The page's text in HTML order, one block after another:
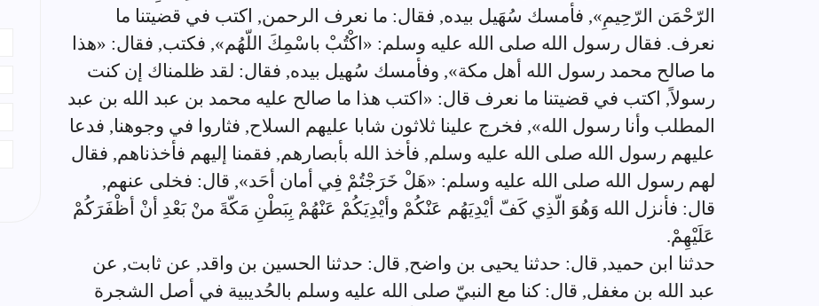
الرّحْمَن الرّحِيمِ», فأمسك سُهَيل بيده, فقال: ما نعرف الرحمن, اكتب في قضيتنا ما
نعرف. فقال رسول الله صلى الله عليه وسلم: «اكْتُبْ باسْمِكَ اللّهُم», فكتب, فقال: «هذا
ما صالح محمد رسول الله أهل مكة», وفأمسك سُهيل بيده, فقال: لقد ظلمناك إن كنت
رسولاً, اكتب في قضيتنا ما نعرف قال: «اكتب هذا ما صالح عليه محمد بن عبد الله بن عبد
المطلب وأنا رسول الله», فخرج علينا ثلاثون شابا عليهم السلاح, فثاروا في وجوهنا, فدعا
عليهم رسول الله صلى الله عليه وسلم, فأخذ الله بأبصارهم, فقمنا إليهم فأخذناهم, فقال
لهم رسول الله صلى الله عليه وسلم: «هَلْ خَرَجْتُمْ فِي أمان أحَد», قال: فخلى عنهم,
قال: فأنزل الله وَهُوَ الّذِي كَفّ أيْدِيَهُم عَنْكُمْ وأيْدِيَكُمْ عَنْهُمْ بِبَطْنِ مَكّةَ منْ بَعْدِ أنْ أظْفَرَكُمْ
عَلَيْهِمْ.
حدثنا ابن حميد, قال: حدثنا يحيى بن واضح, قال: حدثنا الحسين بن واقد, عن ثابت, عن
عبد الله بن مغفل, قال: كنا مع النبيّ صلى الله عليه وسلم بالحُديبية في أصل الشجرة